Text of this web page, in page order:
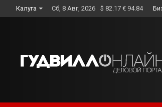
to
Калуга Сб, 8 Авг, 2026 $ 82.17 € 94.84